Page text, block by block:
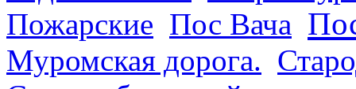
Пожарские Пос Вача
Муромская дорога.